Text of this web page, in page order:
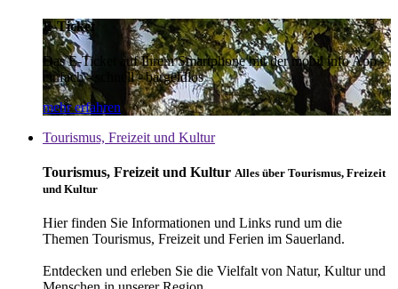
E-Ticket
Das E-Ticket auf Ihrem Smartphone mit der mobil info App -
einfach - schnell - bargeldlos
mehr erfahren
Tourismus, Freizeit und Kultur
Tourismus, Freizeit und Kultur Alles über Tourismus, Freizeit
und Kultur
Hier finden Sie Informationen und Links rund um die
Themen Tourismus, Freizeit und Ferien im Sauerland.
Entdecken und erleben Sie die Vielfalt von Natur, Kultur und